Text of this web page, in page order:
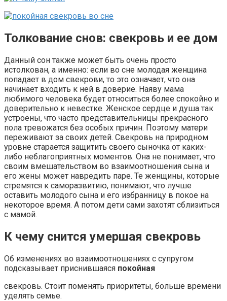
Толкование снов: свекровь и ее дом
Данный сон также может быть очень просто
истолкован, а именно: если во сне молодая женщина
попадает в дом свекрови, то это означает, что она
начинает входить к ней в доверие. Наяву мама
любимого человека будет относиться более спокойно и
доверительно к невестке. Женское сердце и душа так
устроены, что часто представительницы прекрасного
пола тревожатся без особых причин. Поэтому матери
переживают за своих детей. Свекровь на природном
уровне старается защитить своего сыночка от каких-
либо неблагоприятных моментов. Она не понимает, что
своим вмешательством во взаимоотношения сына и
его жены может навредить паре. Те женщины, которые
стремятся к саморазвитию, понимают, что лучше
оставить молодого сына и его избранницу в покое на
некоторое время. А потом дети сами захотят сблизиться
с мамой.
К чему снится умершая свекровь
Об изменениях во взаимоотношениях с супругом
подсказывает приснившаяся покойная
свекровь. Стоит поменять приоритеты, больше времени
уделять семье.